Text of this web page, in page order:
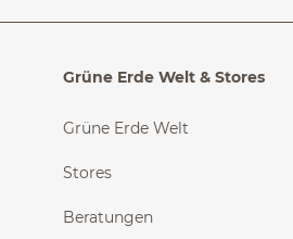
Grüne Erde Welt & Stores
Grüne Erde Welt
Stores
Beratungen